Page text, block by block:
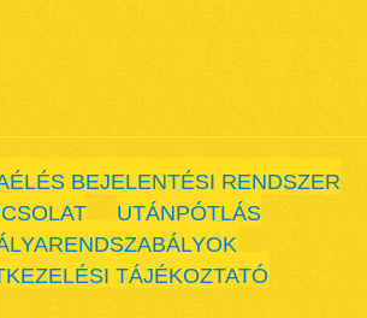
BEJELENTÉSI RENDSZER
UTÁNPÓTLÁS
TÁJÉKOZTATÓ